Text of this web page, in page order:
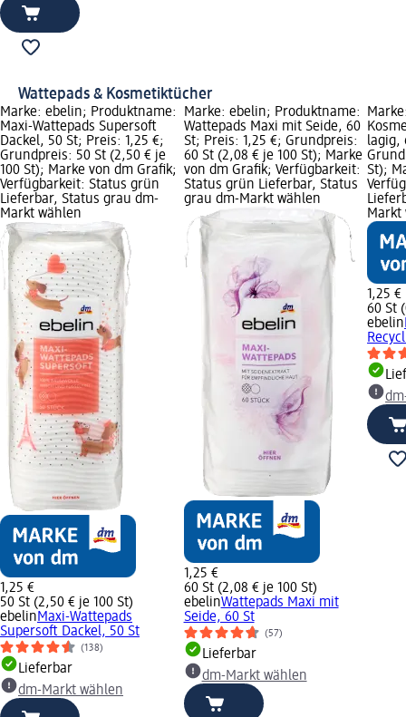
Wattepads & Kosmetiktücher
Marke: ebelin; Produktname:
Maxi-Wattepads Supersoft
Dackel, 50 St; Preis: 1,25 €;
Grundpreis: 50 St (2,50 € je
100 St); Marke von dm Grafik;
Verfügbarkeit: Status grün
Lieferbar, Status grau dm-
Markt wählen
1,25 €
50 St (2,50 € je 100 St)
ebelinMaxi-Wattepads
Supersoft Dackel, 50 St
(138)
Lieferbar
dm-Markt wählen
Marke: ebelin; Produktname:
Wattepads Maxi mit Seide, 60
St; Preis: 1,25 €; Grundpreis:
60 St (2,08 € je 100 St); Marke
von dm Grafik; Verfügbarkeit:
Status grün Lieferbar, Status
grau dm-Markt wählen
1,25 €
60 St (2,08 € je 100 St)
ebelinWattepads Maxi mit
Seide, 60 St
(57)
Lieferbar
dm-Markt wählen
lagig,
St);
Markt
1,25 €
60 St
ebelin